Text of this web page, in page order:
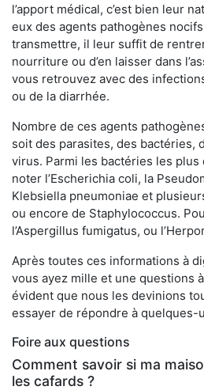
l’apport médical, c’est bien leur
eux des agents pathogènes nocifs
transmettre, il leur suffit de
nourriture ou d’en laisser dans
vous retrouvez avec des
ou de la diarrhée.
Nombre de ces agents
soit des parasites, des bactéries,
virus. Parmi les bactéries les
noter l’Escherichia coli, la
Klebsiella pneumoniae et
ou encore de Staphylococcus.
l’Aspergillus fumigatus, ou
Après toutes ces informations à
vous ayez mille et une questions à
évident que nous les devinions
essayer de répondre à quelques-
Foire aux questions
Comment savoir si ma
les cafards ?